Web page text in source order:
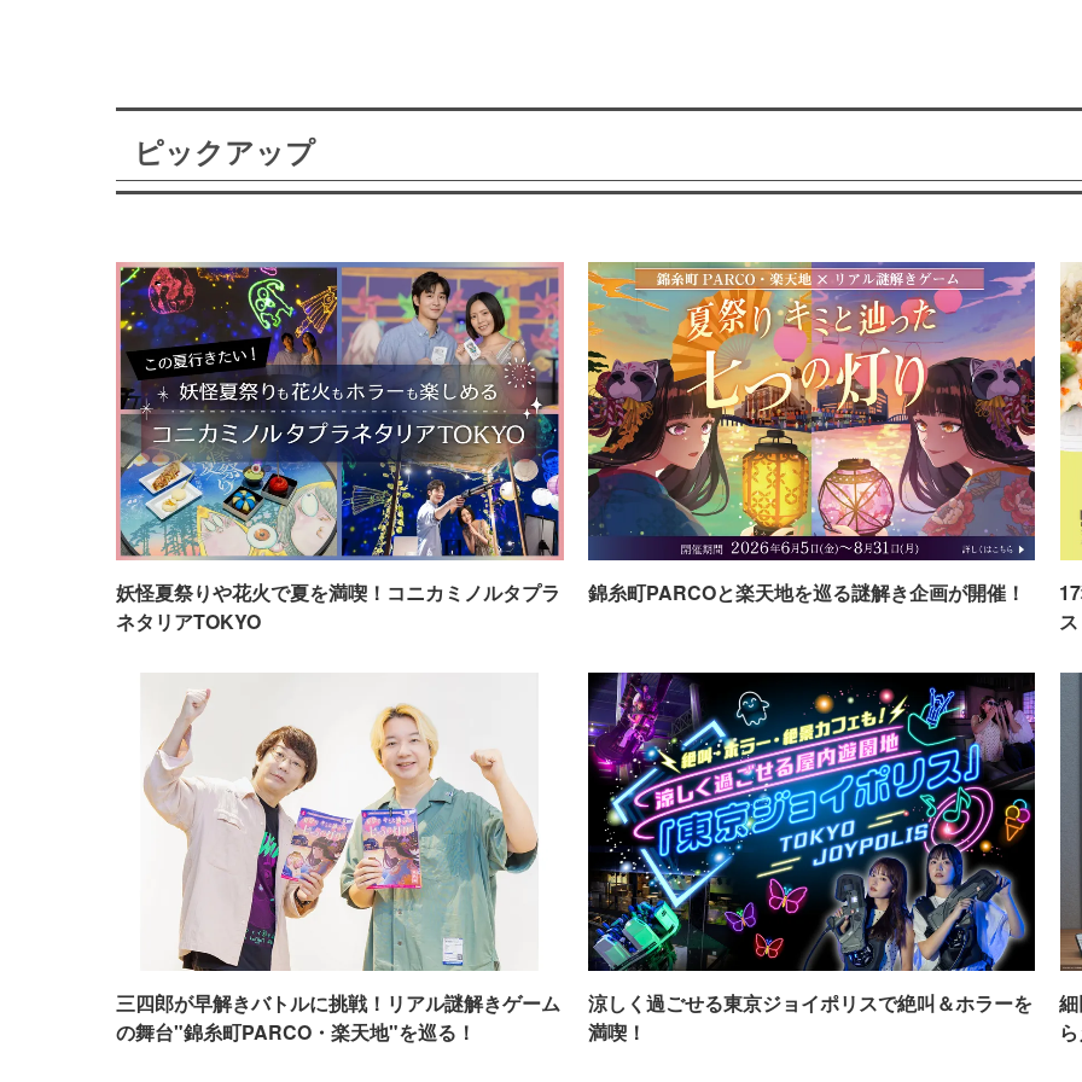
ピックアップ
妖怪夏祭りや花火で夏を満喫！コニカミノルタプラ
ネタリアTOKYO
錦糸町PARCOと楽天地を巡る謎解き企画が開催！
三四郎が早解きバトルに挑戦！リアル謎解きゲーム
の舞台"錦糸町PARCO・楽天地"を巡る！
涼しく過ごせる東京ジョイポリスで絶叫＆ホラーを
満喫！